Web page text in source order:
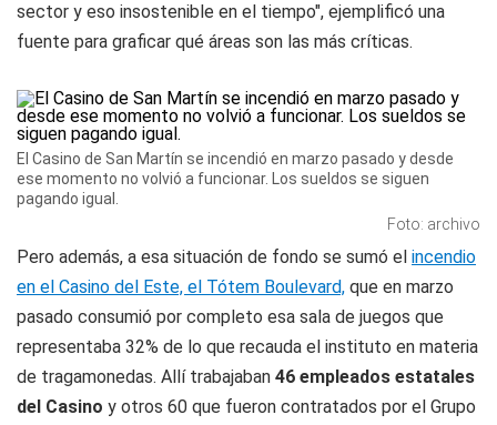
sector y eso insostenible en el tiempo", ejemplificó una
fuente para graficar qué áreas son las más críticas.
El Casino de San Martín se incendió en marzo pasado y desde
ese momento no volvió a funcionar. Los sueldos se siguen
pagando igual.
Foto: archivo
Pero además, a esa situación de fondo se sumó el incendio
en el Casino del Este, el Tótem Boulevard, que en marzo
pasado consumió por completo esa sala de juegos que
representaba 32% de lo que recauda el instituto en materia
de tragamonedas. Allí trabajaban 46 empleados estatales
del Casino y otros 60 que fueron contratados por el Grupo